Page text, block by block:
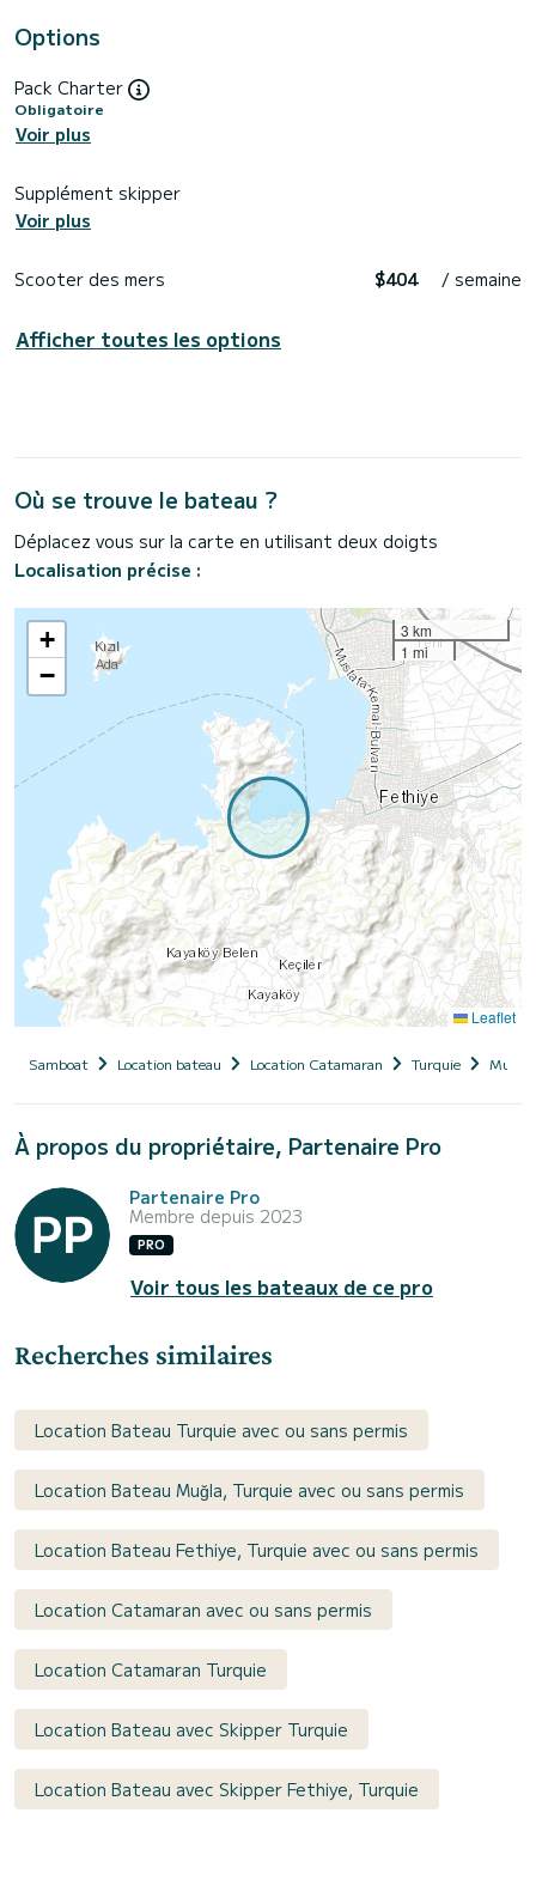
Options
Pack Charter
Obligatoire
Voir plus
Supplément skipper
Voir plus
Scooter des mers $404 / semaine
Afficher toutes les options
Où se trouve le bateau ?
Déplacez vous sur la carte en utilisant deux doigts
Localisation précise :
+
−
3 km
1 mi
Leaflet
Samboat Location bateau Location Catamaran Turquie Muğla
À propos du propriétaire, Partenaire Pro
Partenaire Pro
Membre depuis 2023
PRO
Voir tous les bateaux de ce pro
Recherches similaires
Location Bateau Turquie avec ou sans permis
Location Bateau Muğla, Turquie avec ou sans permis
Location Bateau Fethiye, Turquie avec ou sans permis
Location Catamaran avec ou sans permis
Location Catamaran Turquie
Location Bateau avec Skipper Turquie
Location Bateau avec Skipper Fethiye, Turquie